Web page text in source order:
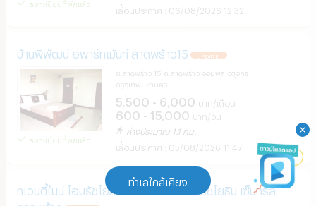
ทำเลใกล้เคียง
ลงทะเบียนที่พักแล้ว
06/08/2026 12:32
บ้านพิพัฒน์ อพาร์ทเม้นท์ ลาดพร้าว15 UPDATE !
ลงทะเบียนที่พักแล้ว
ซ.ลาดพร้าว 15 ถ.ลาดพร้าว จอมพล จตุจักร
กรุงเทพมหานคร
5,500 - 6,000 บาท/เดือน
600 - 15,000 บาท/วัน
ห่างประมาณ 1.1 กม.
05/08/2026 11:47
ทเวนตี้ไนน์ โฮมรัชโยธิน ใกล้scb เมเจอร์รัชโยธิน เซ็นทรัล